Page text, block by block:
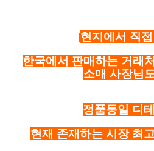
현지에서 직
한국에서 판매하는 거래
소매 사장님
정품동일 디
현재 존재하는 시장 최